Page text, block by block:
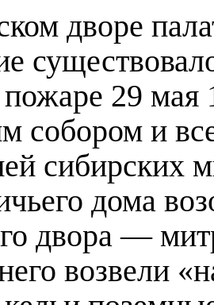
дворе
29 мая
собором и
сибирских
дома
двора —
возвели